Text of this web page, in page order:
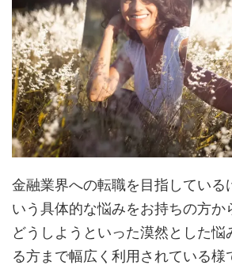
金融業界への転職を目指している
いう具体的な悩みをお持ちの方か
どうしようといった漠然とした悩
る方まで幅広く利用されている様